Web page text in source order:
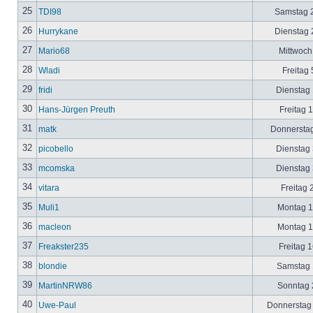
25 TDI98 Samstag
26 Hurrykane Dienstag
27 Mario68
28 Wladi Freitag
29 fridi Dienstag
30 Hans-Jürgen Preuth Freitag
31 matk
32 picobello Dienstag
33 mcomska Dienstag
34 vitara Freitag
35 Muli1 Montag
36 macleon Montag
37 Freakster235 Freitag
38 blondie Samstag
39 MartinNRW86 Sonntag
40 Uwe-Paul